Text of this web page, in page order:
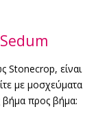
Stonecrop, είναι
με μοσχεύματα
βήμα προς βήμα: